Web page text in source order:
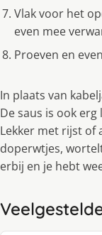
Vlak voor het
even mee
Proeven en
In plaats van
De saus is ook
Lekker met rijst of
doperwtjes,
erbij en je hebt